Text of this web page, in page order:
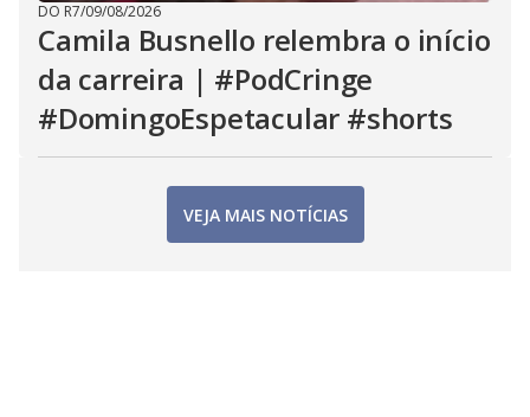
DO R7/09/08/2026
Camila Busnello relembra o início
da carreira | #PodCringe
#DomingoEspetacular #shorts
VEJA MAIS NOTÍCIAS